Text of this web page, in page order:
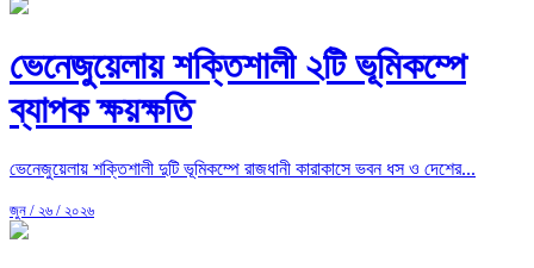
ভেনেজুয়েলায় শক্তিশালী ২টি ভূমিকম্পে
ব্যাপক ক্ষয়ক্ষতি
ভেনেজুয়েলায় শক্তিশালী দুটি ভূমিকম্পে রাজধানী কারাকাসে ভবন ধস ও দেশের...
জুন / ২৬ / ২০২৬